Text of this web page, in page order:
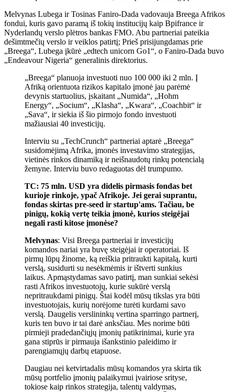
Melvynas Lubega ir Tosinas Faniro-Dada vadovauja Breega Afrikos
fondui, kuris gavo paramą iš tokių institucijų kaip Bpifrance ir
Nyderlandų verslo plėtros bankas FMO. Abu partneriai pateikia
dešimtmečių verslo ir veiklos patirtį; Prieš prisijungdamas prie
„Breega“, Lubega įkūrė „edtech unicorn Go1“, o Faniro-Dada buvo
„Endeavour Nigeria“ generalinis direktorius.
„Breega“ planuoja investuoti nuo 100 000 iki 2 mln. Į
Afriką orientuota rizikos kapitalo įmonė jau parėmė
devynis startuolius, įskaitant „Numida“, „Hohm
Energy“, „Socium“, „Klasha“, „Kwara“, „Coachbit“ ir
„Sava“, ir siekia iš šio pirmojo fondo investuoti
mažiausiai 40 investicijų.
Interviu su „TechCrunch“ partneriai aptarė „Breega“
susidomėjimą Afrika, įmonės investavimo strategijas,
vietinės rinkos dinamiką ir neišnaudotų rinkų potencialą
žemyne. Interviu buvo redaguotas dėl trumpumo.
TC: 75 mln. USD yra didelis pirmasis fondas bet
kurioje rinkoje, ypač Afrikoje. Jei gerai suprantu,
fondas skirtas pre-seed ir startup'ams. Tačiau, be
pinigų, kokią vertę teikia įmonė, kurios steigėjai
negali rasti kitose įmonėse?
Melvynas: Visi Breega partneriai ir investicijų
komandos nariai yra buvę steigėjai ir operatoriai. Iš
pirmų lūpų žinome, ką reiškia pritraukti kapitalą, kurti
verslą, susidurti su nesėkmėmis ir ištverti sunkius
laikus. Apmąstydamas savo patirtį, man sunkiai sekėsi
rasti Afrikos investuotojų, kurie sukūrė verslą
nepritraukdami pinigų. Štai kodėl mūsų tikslas yra būti
investuotojais, kurių norėjome turėti kurdami savo
verslą. Daugelis verslininkų vertina sparringo partnerį,
kuris ten buvo ir tai darė anksčiau. Mes norime būti
pirmieji pradedančiųjų įmonių patikrinimai, kurie yra
gana stiprūs ir pirmauja išankstinio paleidimo ir
parengiamųjų darbų etapuose.
Daugiau nei ketvirtadalis mūsų komandos yra skirta tik
mūsų portfelio įmonių palaikymui įvairiose srityse,
tokiose kaip rinkos strategija, talentų valdymas,